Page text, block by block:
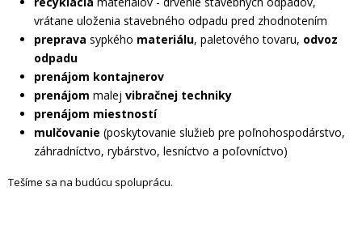
vrátane uloženia stavebného odpadu pred zhodnotením
preprava sypkého materiálu, paletového tovaru, odvoz
odpadu
prenájom kontajnerov
prenájom malej vibračnej techniky
prenájom miestností
mulčovanie (poskytovanie služieb pre poľnohospodárstvo,
záhradníctvo, rybárstvo, lesníctvo a poľovníctvo)
Tešíme sa na budúcu spoluprácu.